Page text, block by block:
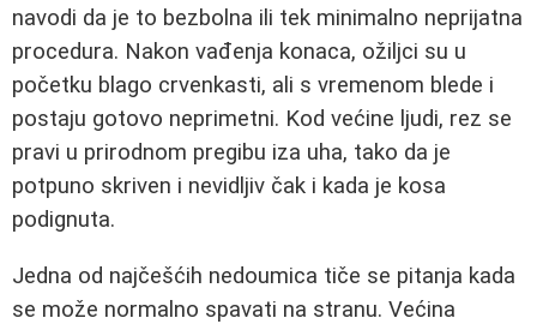
navodi da je to bezbolna ili tek minimalno neprijatna
procedura. Nakon vađenja konaca, ožiljci su u
početku blago crvenkasti, ali s vremenom blede i
postaju gotovo neprimetni. Kod većine ljudi, rez se
pravi u prirodnom pregibu iza uha, tako da je
potpuno skriven i nevidljiv čak i kada je kosa
podignuta.
Jedna od najčešćih nedoumica tiče se pitanja kada
se može normalno spavati na stranu. Većina